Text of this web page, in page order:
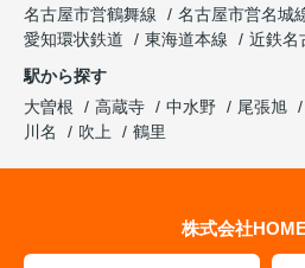
名古屋市営鶴舞線
名古屋市営名城
愛知環状鉄道
東海道本線
近鉄名
駅から探す
大曽根
高蔵寺 中水野 尾張旭
川名
吹上 鶴里
株式会社